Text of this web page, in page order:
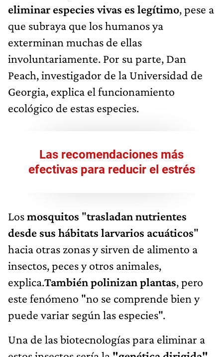
eliminar especies vivas es legítimo, pese a
que subraya que los humanos ya
exterminan muchas de ellas
involuntariamente. Por su parte, Dan
Peach, investigador de la Universidad de
Georgia, explica el funcionamiento
ecológico de estas especies.
Las recomendaciones más
efectivas para reducir el estrés
Losmosquitos "trasladan nutrientes
desde sus hábitats larvarios acuáticos"
hacia otras zonas y sirven de alimento a
insectos, peces y otros animales,
explica.También polinizan plantas, pero
este fenómeno "no se comprende bien y
puede variar según las especies".
Una de las biotecnologías para eliminar a